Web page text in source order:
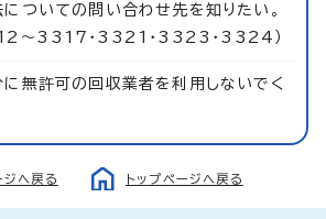
ついての問い合わせ先を知りたい。
～3317・3321・3323・3324）
無許可の回収業者を利用しないでく
ジへ戻る トップページへ戻る